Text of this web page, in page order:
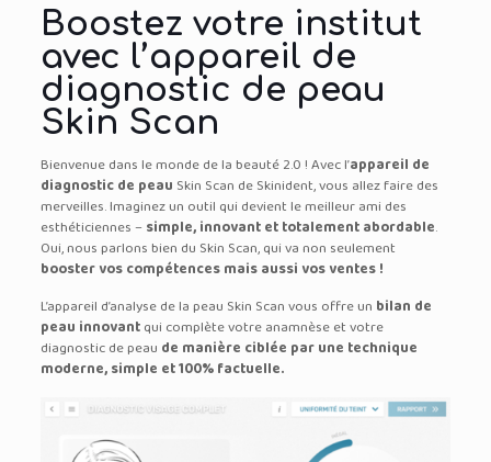
Boostez votre institut
avec l’appareil de
diagnostic de peau
Skin Scan
Bienvenue dans le monde de la beauté 2.0 ! Avec l’appareil de
diagnostic de peau Skin Scan de Skinident, vous allez faire des
merveilles. Imaginez un outil qui devient le meilleur ami des
esthéticiennes – simple, innovant et totalement abordable.
Oui, nous parlons bien du Skin Scan, qui va non seulement
booster vos compétences mais aussi vos ventes !
L’appareil d’analyse de la peau Skin Scan vous offre un bilan de
peau innovantqui complète votre anamnèse et votre
diagnostic de peau de manière ciblée par une technique
moderne, simple et 100% factuelle.